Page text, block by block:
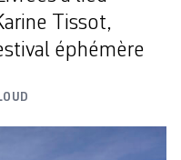
Tissot,
éphémère